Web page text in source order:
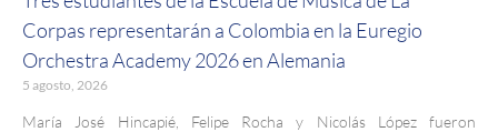
Corpas representarán a Colombia en la Euregio
Orchestra Academy 2026 en Alemania
5 agosto, 2026
María José Hincapié, Felipe Rocha y Nicolás López fueron